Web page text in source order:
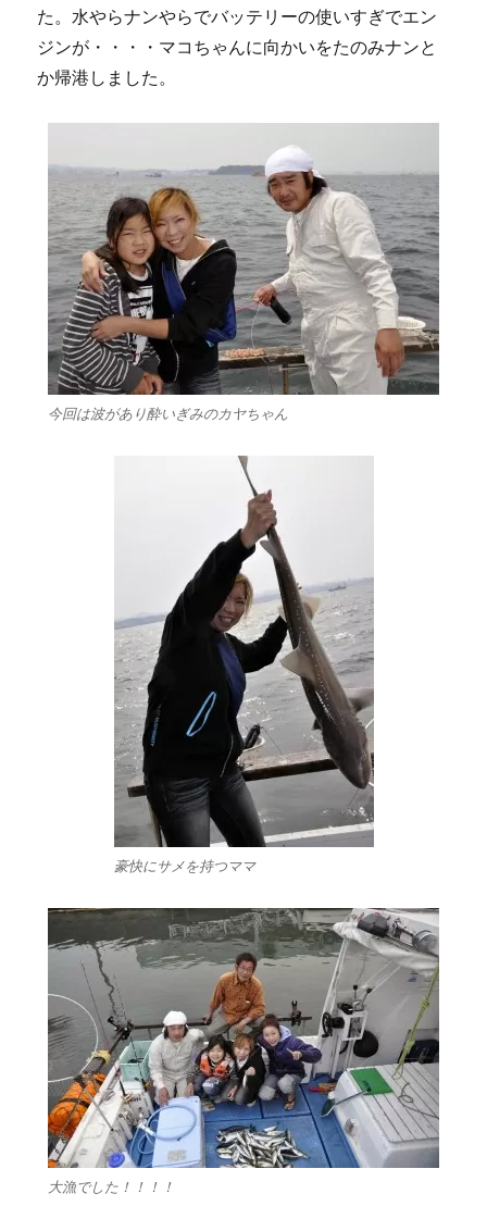
に
た。水やらナンやらでバッテリーの使いすぎでエン
ジンが・・・・マコちゃんに向かいをたのみナンと
か帰港しました。
今回は波があり酔いぎみのカヤちゃん
豪快にサメを持つママ
大漁でした！！！！